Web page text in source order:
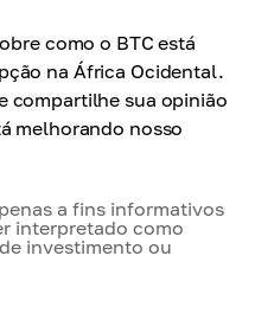
como o BTC está
na África Ocidental.
compartilhe sua opinião
melhorando nosso
a fins informativos
interpretado como
investimento ou